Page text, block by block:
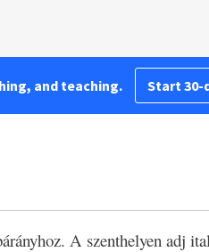
and teaching. Start
A szenthelyen adj